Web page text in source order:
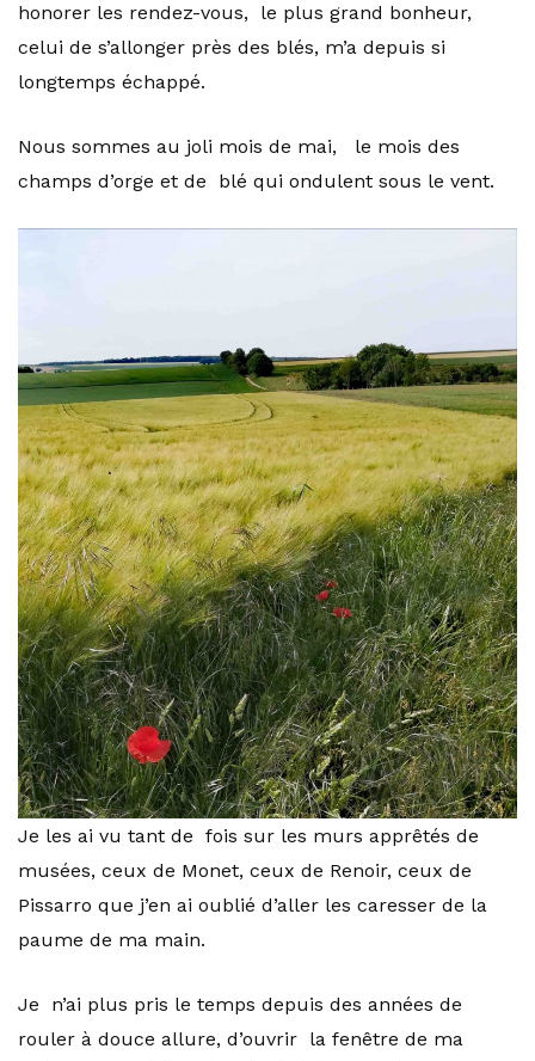
honorer les rendez-vous, le plus grand bonheur,
celui de s’allonger près des blés, m’a depuis si
longtemps échappé.
Nous sommes au joli mois de mai, le mois des
champs d’orge et de blé qui ondulent sous le vent.
Je les ai vu tant de fois sur les murs apprêtés de
musées, ceux de Monet, ceux de Renoir, ceux de
Pissarro que j’en ai oublié d’aller les caresser de la
paume de ma main.
Je n’ai plus pris le temps depuis des années de
rouler à douce allure, d’ouvrir la fenêtre de ma